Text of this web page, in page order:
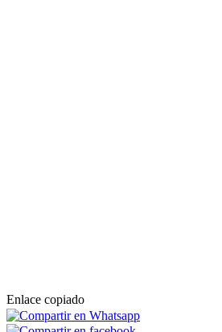
Enlace copiado